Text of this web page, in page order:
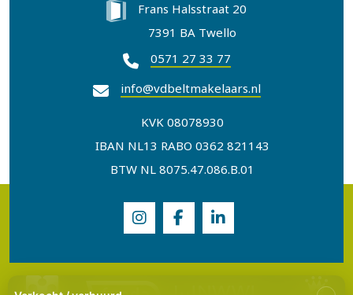
Frans Halsstraat 20
7391 BA Twello
0571 27 33 77
info@vdbeltmakelaars.nl
KVK 08078930
IBAN NL13 RABO 0362 821143
BTW NL 8075.47.086.B.01